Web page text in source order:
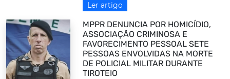
Ler artigo
MPPR DENUNCIA POR HOMICÍDIO,
ASSOCIAÇÃO CRIMINOSA E
FAVORECIMENTO PESSOAL SETE
PESSOAS ENVOLVIDAS NA MORTE
DE POLICIAL MILITAR DURANTE
TIROTEIO